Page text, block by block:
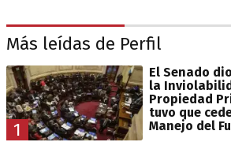
Más leídas de Perfil
1
El Senado
la
Propiedad
tuvo que
Manejo del